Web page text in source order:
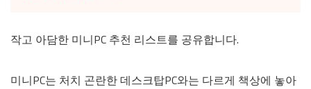
작고 아담한 미니PC 추천 리스트를 공유합니다.
미니PC는 처치 곤란한 데스크탑PC와는 다르게 책상에 놓아